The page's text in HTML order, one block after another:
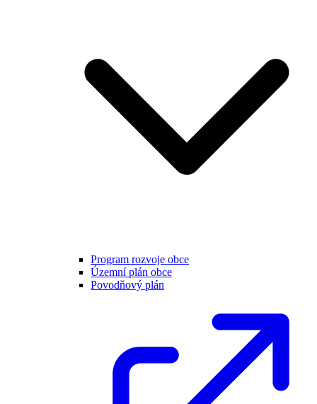
Program rozvoje obce
Územní plán obce
Povodňový plán